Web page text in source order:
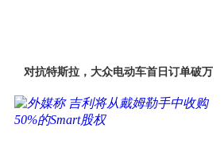
对抗特斯拉，大众电动车首日订单破万